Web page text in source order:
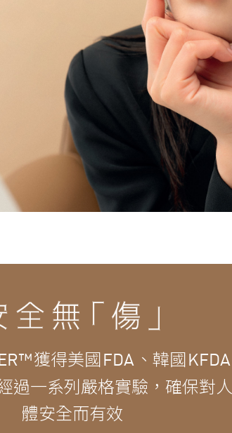
獲得美國FDA 、韓國KFDA
過一系列嚴格實驗，確保對人
體安全而有效